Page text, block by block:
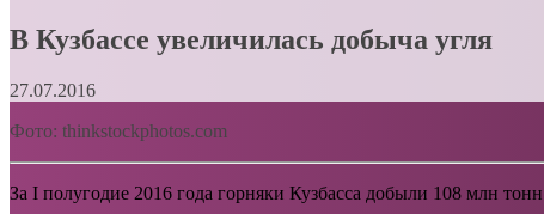
В Кузбассе увеличилась добыча угля
27.07.2016
Фото: thinkstockphotos.com
За I полугодие 2016 года горняки Кузбасса добыли 108 млн